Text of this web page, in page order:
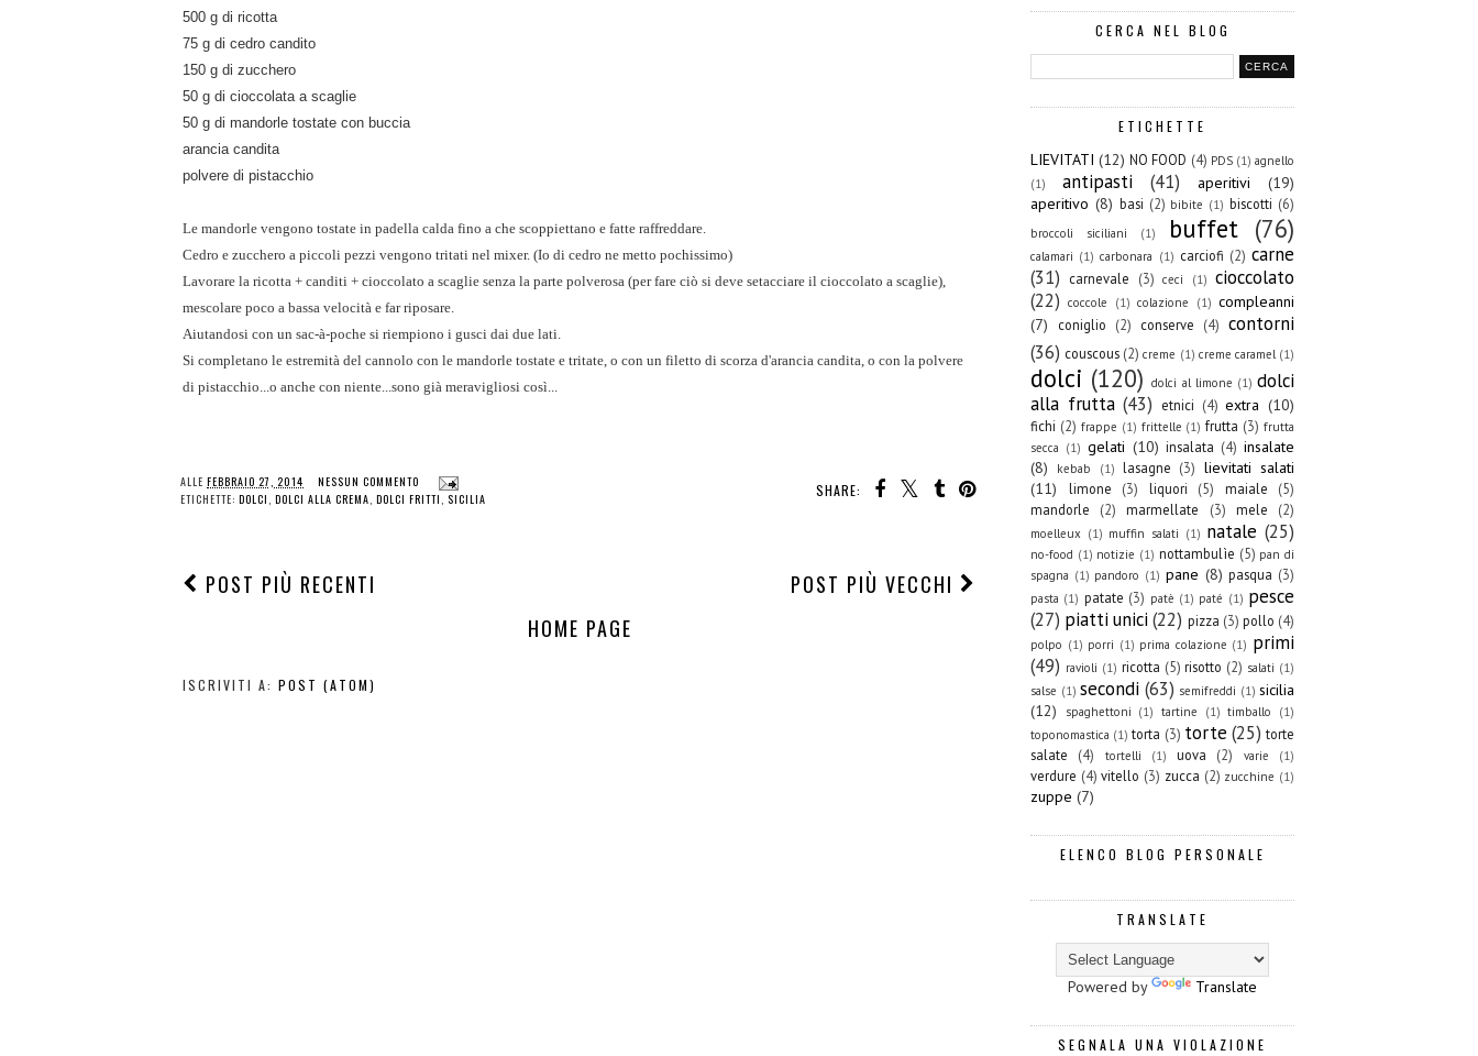
500 g di ricotta
75 g di cedro candito
150 g di zucchero
50 g di cioccolata a scaglie
50 g di mandorle tostate con buccia
arancia candita
polvere di pistacchio
Le mandorle vengono tostate in padella calda fino a che scoppiettano e fatte raffreddare.
Cedro e zucchero a piccoli pezzi vengono tritati nel mixer. (Io di cedro ne metto pochissimo)
Lavorare la ricotta + canditi + cioccolato a scaglie senza la parte polverosa (per fare ciò si deve setacciare il cioccolato a scaglie),
mescolare poco a bassa velocità e far riposare.
Aiutandosi con un sac-à-poche si riempiono i gusci dai due lati.
Si completano le estremità del cannolo con le mandorle tostate e tritate, o con un filetto di scorza d'arancia candita, o con la polvere
di pistacchio...o anche con niente...sono già meravigliosi così...
SHARE:
ALLE FEBBRAIO 27, 2014
NESSUN COMMENTO
ETICHETTE: DOLCI DOLCI ALLA CREMA DOLCI FRITTI SICILIA
POST PIÙ RECENTI
POST PIÙ VECCHI
HOME PAGE
ISCRIVITI A: POST (ATOM)
CERCA NEL BLOG
ETICHETTE
LIEVITATI (12) NO FOOD (4) PDS (1) agnello
(1)
antipasti (41) aperitivi
(19)
aperitivo (8) basi (2) bibite (1) biscotti (6)
broccoli siciliani (1) buffet (76)
calamari (1) carbonara (1) carciofi (2) carne
(31)
carnevale (3) ceci (1) cioccolato
(22)
coccole (1) colazione (1) compleanni
(7)
coniglio (2) conserve (4) contorni
(36) couscous (2) creme (1) creme caramel (1)
dolci (120) dolci al limone (1) dolci
alla frutta (43) etnici (4) extra (10)
fichi (2) frappe (1) frittelle (1) frutta (3) frutta
secca (1) gelati (10) insalata (4) insalate
(8)
kebab (1) lasagne (3) lievitati salati
(11)
limone (3) liquori (5) maiale
(5)
mandorle
(2) marmellate (3) mele (2)
moelleux (1) muffin salati (1) natale (25)
no-food (1) notizie (1) nottambulìe (5) pan di
spagna (1) pandoro (1) pane (8) pasqua (3)
pasta (1) patate (3) patè (1) paté (1) pesce
(27) piatti unici (22) pizza (3) pollo (4)
polpo (1) porri (1) prima colazione (1) primi
(49) ravioli (1) ricotta (5) risotto (2) salati (1)
salse (1) secondi (63) semifreddi (1) sicilia
(12)
spaghettoni (1) tartine (1) timballo
(1)
toponomastica (1) torta (3) torte (25) torte
salate
(4) tortelli (1) uova (2) varie (1)
verdure (4) vitello (3) zucca (2) zucchine (1)
zuppe (7)
ELENCO BLOG PERSONALE
TRANSLATE
Powered by Translate
SEGNALA UNA VIOLAZIONE